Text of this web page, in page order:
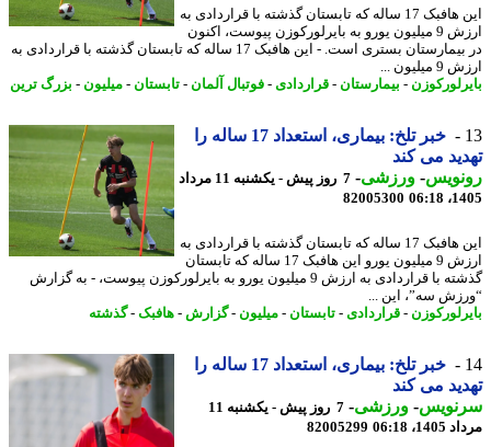
این هافبک 17 ساله که تابستان گذشته با قراردادی به
ارزش 9 میلیون یورو به بایرلورکوزن پیوست، اکنون
در بیمارستان بستری است. - این هافبک 17 ساله که تابستان گذشته با قراردادی به
...
- بیمارستان-قراردادی-فوتبال آلمان-تابستان-میلیون-بزرگ ترین
خبر تلخ: بیماری، استعداد 17 ساله را
می کند
-ورزشی-
7 روز پیش - یکشنبه 11 مرداد
82005300
این هافبک 17 ساله که تابستان گذشته با قراردادی به
ارزش 9 میلیون یورو این هافبک 17 ساله که تابستان
گذشته با قراردادی به ارزش 9 میلیون یورو به بایرلورکوزن پیوست، - به گزارش
سه”، این ...
- قراردادی-تابستان-میلیون-گزارش -هافبک-گذشته
خبر تلخ: بیماری، استعداد 17 ساله را
می کند
-ورزشی-
7 روز پیش - یکشنبه 11
06:18
82005299